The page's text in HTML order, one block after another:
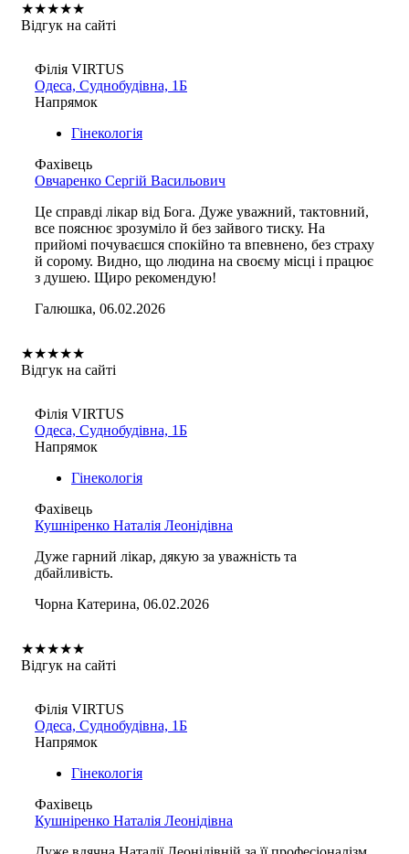
★★★★★
Відгук на сайті
Філія VIRTUS
Одеса, Суднобудівна, 1Б
Напрямок
Гінекологія
Фахівець
Овчаренко Сергій Васильович
Це справді лікар від Бога. Дуже уважний, тактовний,
все пояснює зрозуміло й без зайвого тиску. На
прийомі почуваєшся спокійно та впевнено, без страху
й сорому. Видно, що людина на своєму місці і працює
з душею. Щиро рекомендую!
Галюшка, 06.02.2026
★★★★★
Відгук на сайті
Філія VIRTUS
Одеса, Суднобудівна, 1Б
Напрямок
Гінекологія
Фахівець
Кушніренко Наталія Леонідівна
Дуже гарний лікар, дякую за уважність та
дбайливість.
Чорна Катерина, 06.02.2026
★★★★★
Відгук на сайті
Філія VIRTUS
Одеса, Суднобудівна, 1Б
Напрямок
Гінекологія
Фахівець
Кушніренко Наталія Леонідівна